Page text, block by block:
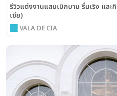
รีวิวแต่งงานแสนเบิกบาน รื่นเริง และ
เซีย)
VALA DE CIA